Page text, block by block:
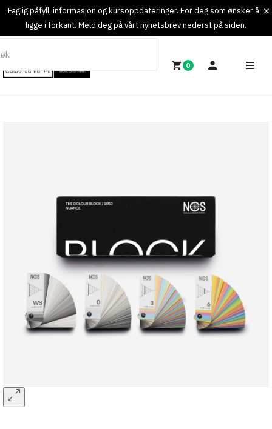
Faglig påfyll, informasjon og kursoppdateringer. For deg som ønsker å
ligge i forkant. Meld deg på vårt nyhetsbrev nederst på siden.
0